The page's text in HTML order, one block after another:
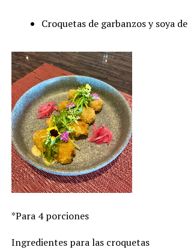
Croquetas de garbanzos y soya de
*Para 4 porciones
Ingredientes para las croquetas